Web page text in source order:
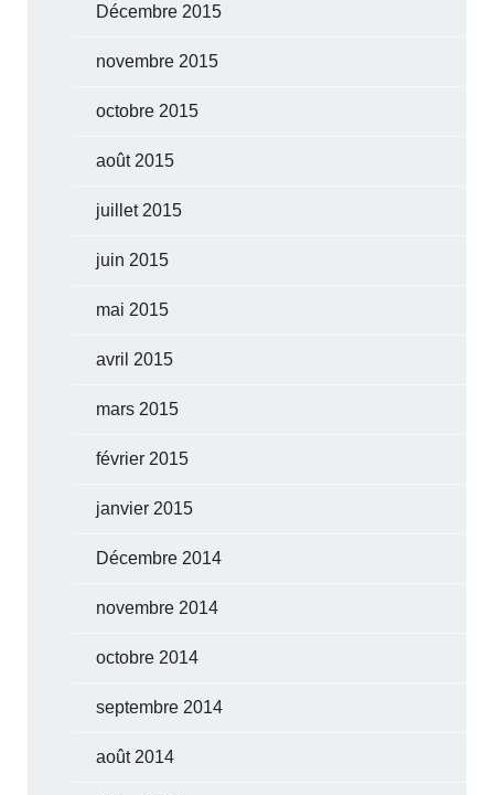
Décembre 2015
novembre 2015
octobre 2015
août 2015
juillet 2015
juin 2015
mai 2015
avril 2015
mars 2015
février 2015
janvier 2015
Décembre 2014
novembre 2014
octobre 2014
septembre 2014
août 2014